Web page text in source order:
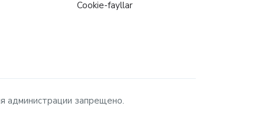
Cookie-fayllar
администрации запрещено.